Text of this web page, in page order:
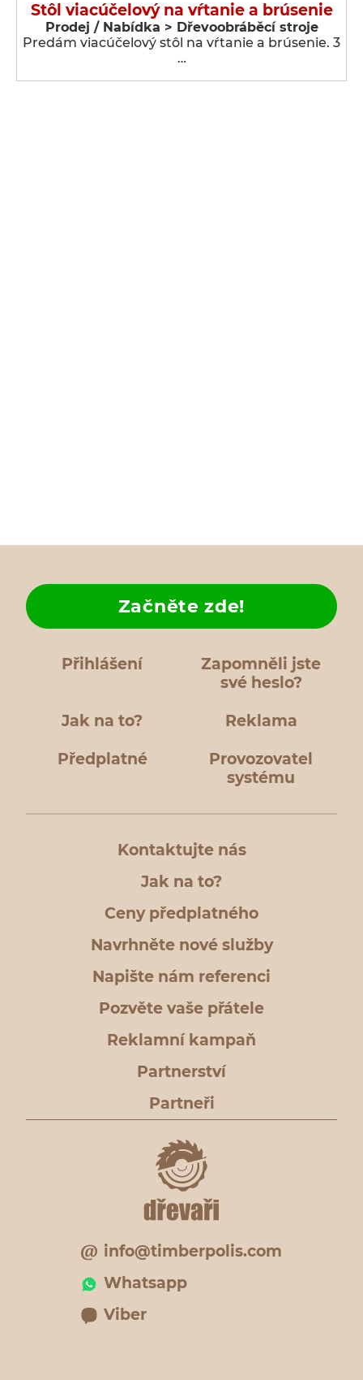
Stôl viacúčelový na vŕtanie a brúsenie
Prodej / Nabídka > Dřevoobráběcí stroje
Predám viacúčelový stôl na vŕtanie a brúsenie. 3
…
Přihlášení
Zapomněli jste
své heslo?
Jak na to?
Začněte zde!
Reklama
Předplatné
Provozovatel
systému
Kontaktujte nás
Jak na to?
Ceny předplatného
Navrhněte nové služby
Napište nám referenci
Pozvěte vaše přátele
Reklamní kampaň
Partnerství
Partneři
info@timberpolis.com
Whatsapp
Viber